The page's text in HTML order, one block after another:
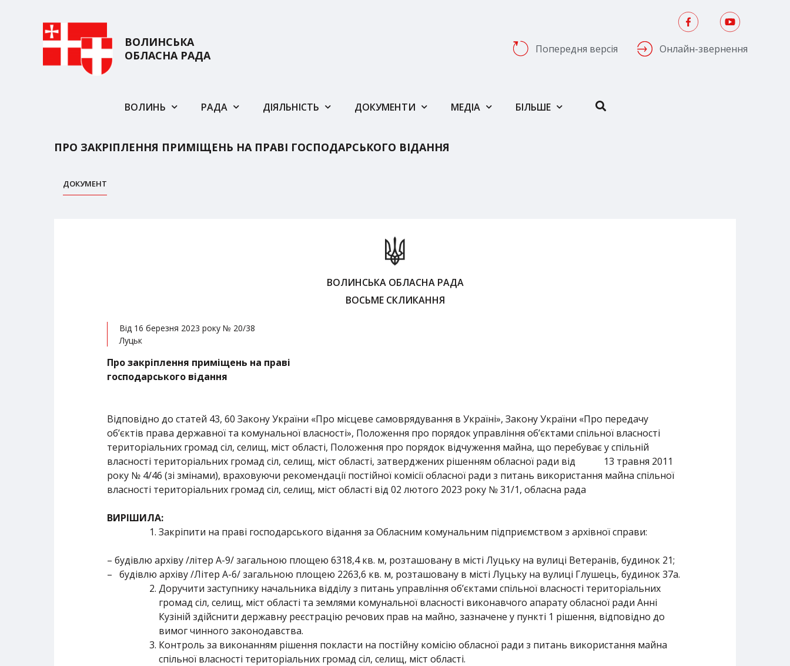
ВОЛИНСЬКА
ОБЛАСНА РАДА
Попередня версія Онлайн-звернення
ВОЛИНЬ РАДА ДІЯЛЬНІСТЬ ДОКУМЕНТИ МЕДІА БІЛЬШЕ
ПРО ЗАКРІПЛЕННЯ ПРИМІЩЕНЬ НА ПРАВІ ГОСПОДАРСЬКОГО ВІДАННЯ
ДОКУМЕНТ
ВОЛИНСЬКА ОБЛАСНА РАДА
ВОСЬМЕ СКЛИКАННЯ
Від 16 березня 2023 року № 20/38
Луцьк
Про закріплення приміщень на праві
господарського відання
Відповідно до статей 43, 60 Закону України «Про місцеве самоврядування в Україні», Закону України «Про передачу
об’єктів права державної та комунальної власності», Положення про порядок управління об’єктами спільної власності
територіальних громад сіл, селищ, міст області, Положення про порядок відчуження майна, що перебуває у спільній
власності територіальних громад сіл, селищ, міст області, затверджених рішенням обласної ради від 13 травня 2011
року № 4/46 (зі змінами), враховуючи рекомендації постійної комісії обласної ради з питань використання майна спільної
власності територіальних громад сіл, селищ, міст області від 02 лютого 2023 року № 31/1, обласна рада
ВИРІШИЛА:
Закріпити на праві господарського відання за Обласним комунальним підприємством з архівної справи:
– будівлю архіву /літер А-9/ загальною площею 6318,4 кв. м, розташовану в місті Луцьку на вулиці Ветеранів, будинок 21;
– будівлю архіву /Літер А-6/ загальною площею 2263,6 кв. м, розташовану в місті Луцьку на вулиці Глушець, будинок 37а.
Доручити заступнику начальника відділу з питань управління об’єктами спільної власності територіальних
громад сіл, селищ, міст області та землями комунальної власності виконавчого апарату обласної ради Анні
Кузіній здійснити державну реєстрацію речових прав на майно, зазначене у пункті 1 рішення, відповідно до
вимог чинного законодавства.
Контроль за виконанням рішення покласти на постійну комісію обласної ради з питань використання майна
спільної власності територіальних громад сіл, селищ, міст області.